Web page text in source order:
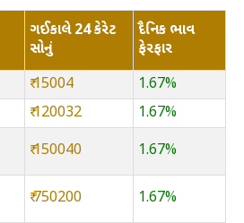
ગઈકાલે 24 કેરેટ
સોનું
દૈનિક ભાવ
ફેરફાર
₹ 15004
1.67%
₹ 120032
1.67%
₹ 150040 1.67%
₹ 750200 1.67%